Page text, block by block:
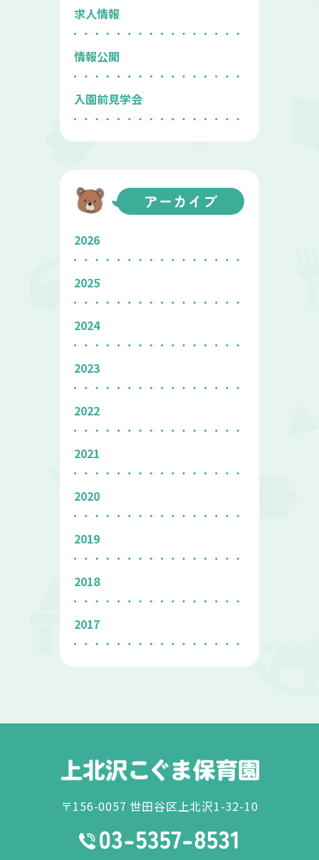
求人情報
情報公開
入園前見学会
アーカイブ
2026
2025
2024
2023
2022
2021
2020
2019
2018
2017
〒156-0057 世田谷区上北沢1-32-10